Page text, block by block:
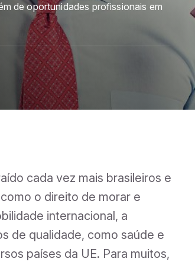
de oportunidades profissionais em
cada vez mais brasileiros e
o direito de morar e
internacional, a
de qualidade, como saúde e
países da UE. Para muitos,